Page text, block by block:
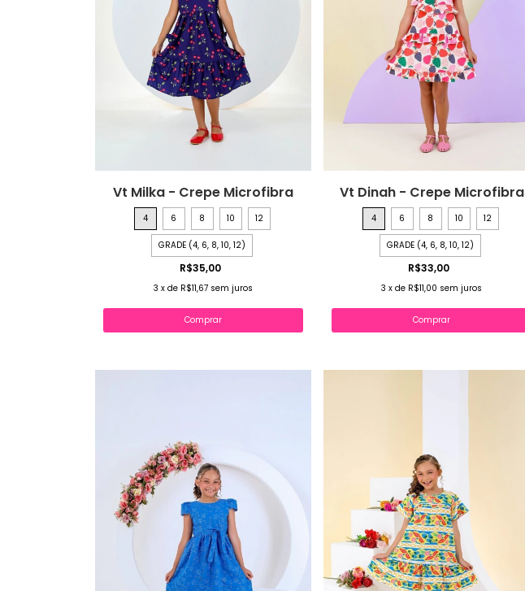
Vt Milka - Crepe Microfibra
4 6 8 10 12
GRADE (4, 6, 8, 10, 12)
R$35,00
3 xde R$11,67 sem juros
Comprar
Vt Dinah - Crepe Microfibra
4 6 8 10 12
GRADE (4, 6, 8, 10, 12)
R$33,00
3 xde R$11,00 sem juros
Comprar